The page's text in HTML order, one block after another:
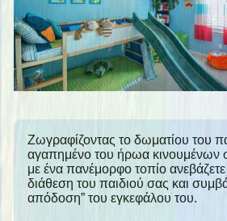
Ζωγραφίζοντας το δωματίου του
αγαπημένο του ήρωα κινουμένων
με ένα πανέμορφο τοπίο
διάθεση του παιδιού σας και
απόδοση” του εγκεφάλου του.